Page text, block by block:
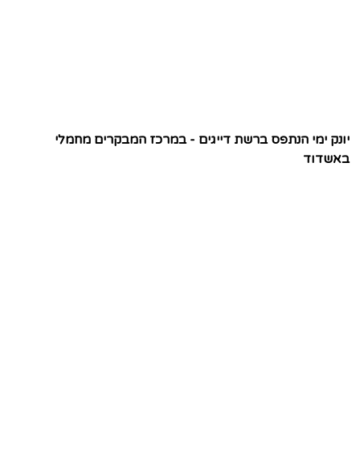
יונק ימי הנתפס ברשת דייגים - במרכז המבקרים מחמלי
באשדוד